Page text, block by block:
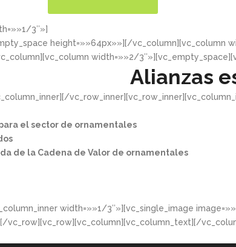
3″»]
height=»»64px»»][/vc_column][vc_column
width=»»2/
Alianzas
el sector de ornamentales​
de la Cadena de Valor de ornamentales​
width=»»1/3″»][vc_single_image
vc_row][vc_row][vc_column][vc_column_text][/